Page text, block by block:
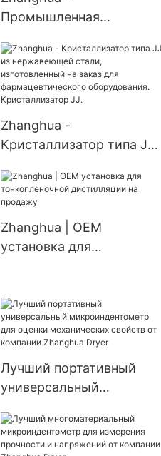
Промышленная
печь, изготовленная на
заказ в виде лотковой
сушилки для
промышленности.
Zhanghua -
Кристаллизатор типа JJ
изготовленный на заказ
для фармацевтического
оборудования.
Кристаллизатор JJ.
Zhanghua | OEM
установка для
Лучший портативный
универсальный
оценки механических
свойств от компании